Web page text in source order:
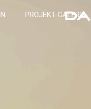
PROJEKT-GALERIE